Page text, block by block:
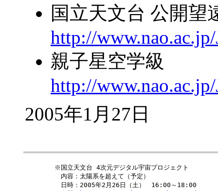
国立天文台 公開望
http://
親子星空学級
http://
2005年1月
※国立天文台 4次元デジタル宇宙プロジェクト
内容：太陽系を超えて（予定）
日時：2005年2月26日（土）　16:00～18:00